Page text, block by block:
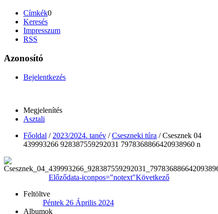
Címkék0
Keresés
Impresszum
RSS
Azonosító
Bejelentkezés
Megjelenítés
Asztali
Főoldal / 2023/2024. tanév /Cseszneki túra /Csesznek 04
439993266 928387559292031 7978368866420938960 n
Előződata-iconpos="notext"Következő
Feltöltve
Péntek 26 Április 2024
Albumok